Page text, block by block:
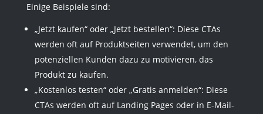
Einige Beispiele sind:
„Jetzt kaufen“ oder „Jetzt bestellen“: Diese CTAs
werden oft auf Produktseiten verwendet, um den
potenziellen Kunden dazu zu motivieren, das
Produkt zu kaufen.
„Kostenlos testen“ oder „Gratis anmelden“: Diese
CTAs werden oft auf Landing Pages oder in E-Mail-